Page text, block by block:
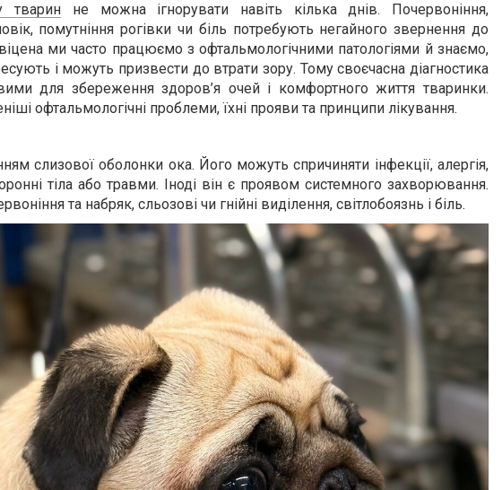
тварин не можна ігнорувати навіть кілька днів. Почервоніння,
помутніння рогівки чи біль потребують негайного звернення до
ми часто працюємо з офтальмологічними патологіями й знаємо,
і можуть призвести до втрати зору. Тому своєчасна діагностика
для збереження здоров’я очей і комфортного життя тваринки.
офтальмологічні проблеми, їхні прояви та принципи лікування.
слизової оболонки ока. Його можуть спричиняти інфекції, алергія,
тіла або травми. Іноді він є проявом системного захворювання.
та набряк, сльозові чи гнійні виділення, світлобоязнь і біль.